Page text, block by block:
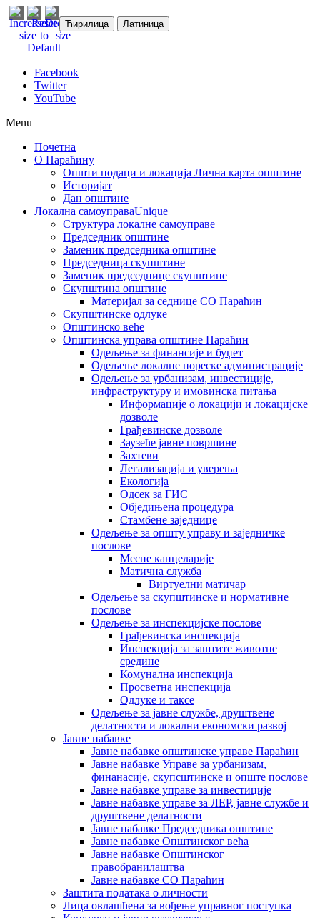
Ћирилица Латиница
Facebook
Twitter
YouTube
Menu
Почетна
О Параћину
Општи подаци и локација Лична карта општине
Историјат
Дан општине
Локална самоуправаUnique
Структура локалне самоуправе
Председник општине
Заменик председника општине
Председница скупштине
Заменик председнице скупштине
Скупштина општине
Материјал за седнице СО Параћин
Скупштинске одлуке
Општинско веће
Општинска управа општине Параћин
Одељење за финансије и буџет
Одељење локалне пореске администрације
Одељење за урбанизам, инвестиције,
инфраструктуру и имовинска питања
Информације о локацији и локацијске
дозволе
Грађевинске дозволе
Заузеће јавне површине
Захтеви
Легализација и уверења
Екологија
Одсек за ГИС
Обједињена процедура
Стамбене заједнице
Oдељење за општу управу и заједничке
послове
Месне канцеларије
Матична служба
Виртуелни матичар
Одељење за скупштинске и нормативне
послове
Одељење за инспекцијске послове
Грађевинска инспекција
Инспекција за заштите животне
средине
Комунална инспекција
Просветна инспекција
Одлуке и таксе
Одељење за јавне службе, друштвене
делатности и локални економски развој
Јавне набавке
Јавне набавке општинске управе Параћин
Јавне набавке Управе за урбанизам,
финанасије, скупсштинске и опште послове
Јавне набавке управе за инвестиције
Јавне набавке управе за ЛЕР, јавне службе и
друштвене делатности
Јавне набавке Председника општине
Јавне набавке Општинског већа
Јавне набавке Општинског
правобранилаштва
Јавне набавке СО Параћин
Заштита података о личности
Лица овлашћена за вођење управног поступка